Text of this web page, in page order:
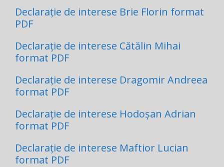
Declarație de interese Brie Florin format
PDF
Declarație de interese Cătălin Mihai
format PDF
Declarație de interese Dragomir Andreea
format PDF
Declarație de interese Hodoșan Adrian
format PDF
Declarație de interese Maftior Lucian
format PDF